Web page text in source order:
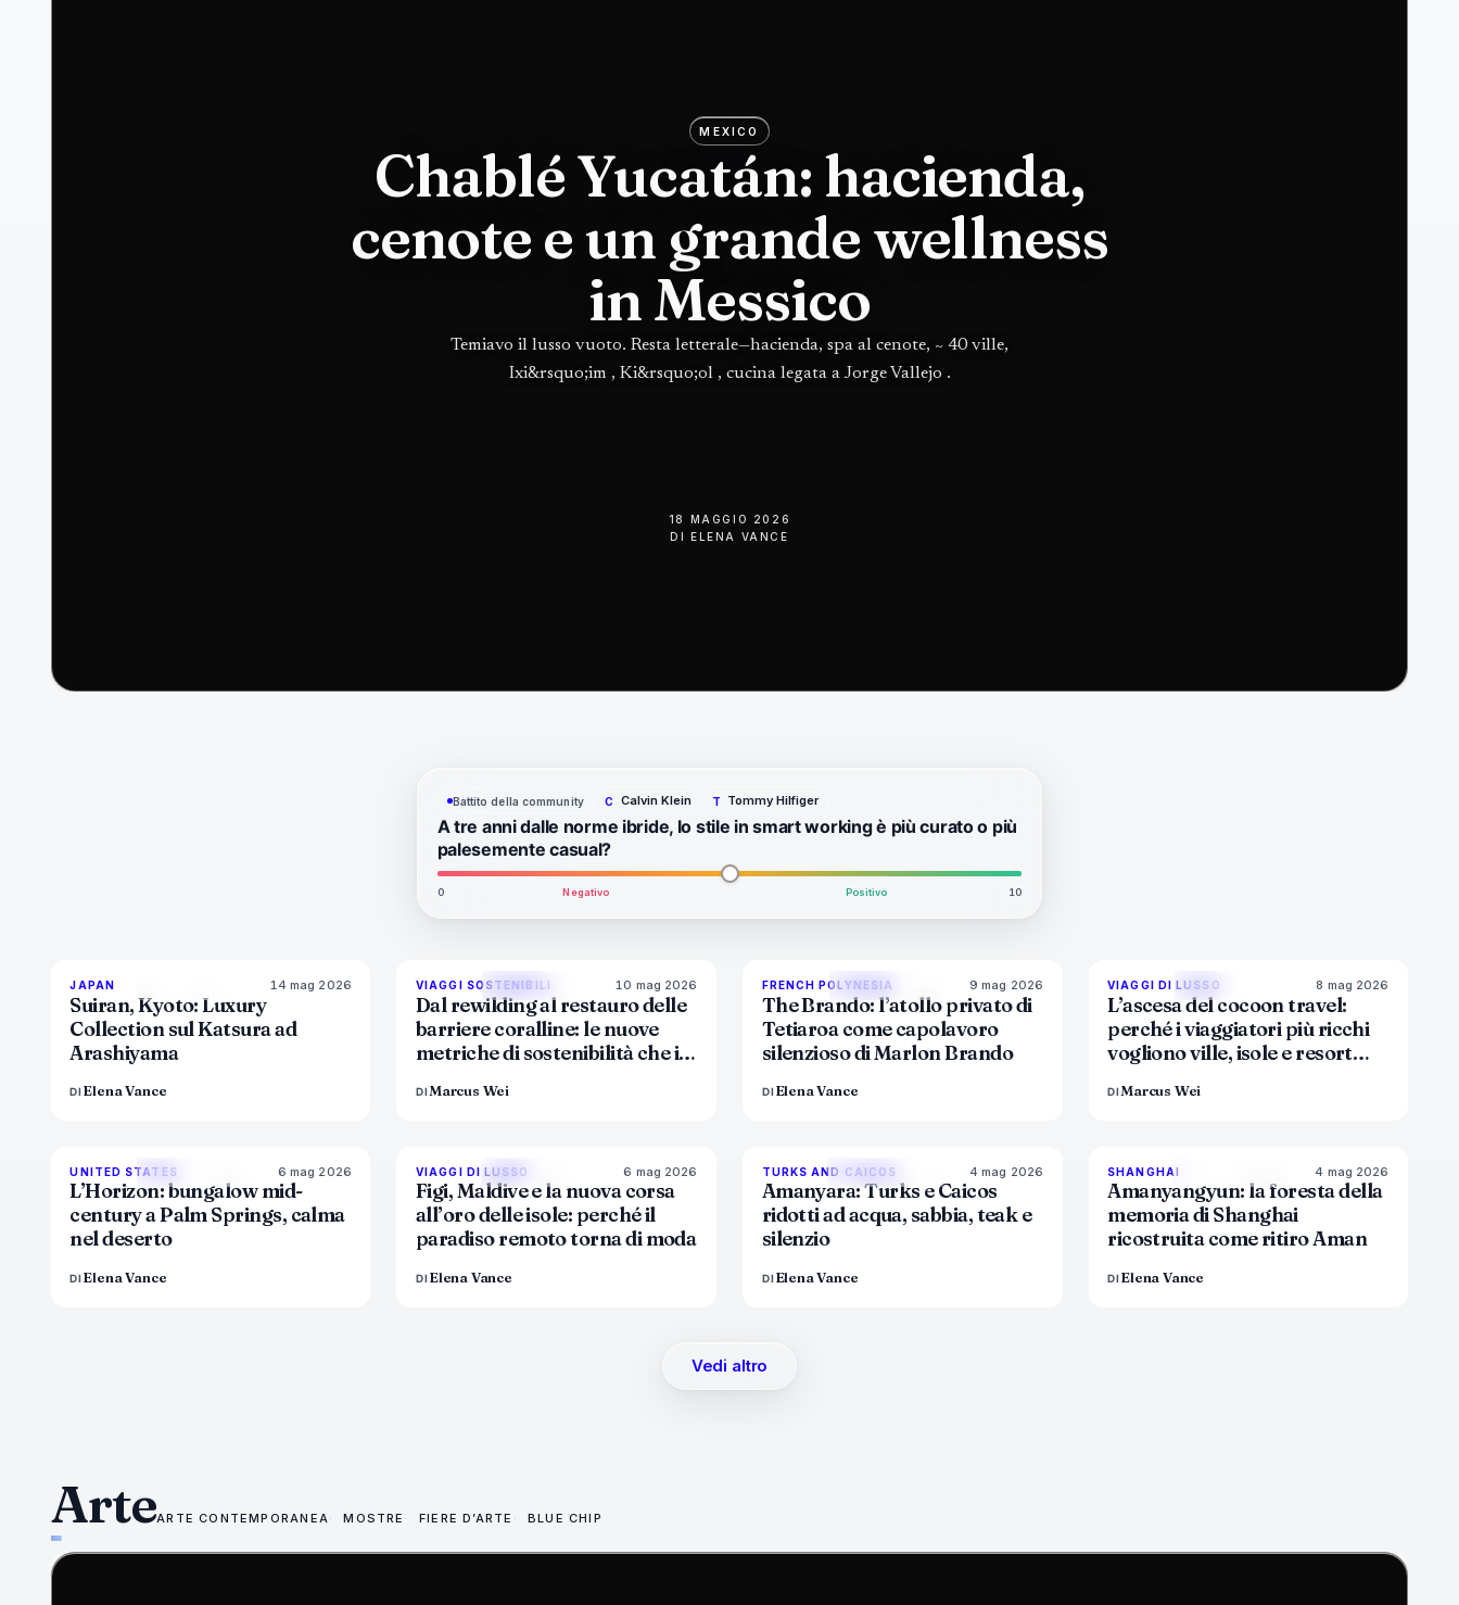
MEXICO
Chablé Yucatán: hacienda,
cenote e un grande wellness
in Messico
Temiavo il lusso vuoto. Resta letterale—hacienda, spa al cenote, ~ 40 ville,
Ixi&rsquo;im , Ki&rsquo;ol , cucina legata a Jorge Vallejo .
18 MAGGIO 2026
DI
ELENA VANCE
Battito della community C Calvin Klein T Tommy Hilfiger
A tre anni dalle norme ibride, lo stile in smart working è più curato o più
palesemente casual?
0 Negativo Positivo 10
93% 44
JAPAN 14 mag 2026
Suiran, Kyoto: Luxury
Collection sul Katsura ad
Arashiyama
DI Elena Vance
MAGAZINE 86% 81
VIAGGI SOSTENIBILI 10 mag 2026
Dal rewilding al restauro delle
barriere coralline: le nuove
metriche di sostenibilità che i
fingere
DIMarcus Wei
MAGAZINE 96% 51
FRENCH POLYNESIA 9 mag 2026
The Brando: l’atollo privato di
Tetiaroa come capolavoro
silenzioso di Marlon Brando
DI Elena Vance
MAGAZINE 82% 81
VIAGGI DI LUSSO 8 mag 2026
L’ascesa del cocoon travel:
perché i viaggiatori più ricchi
vogliono ville, isole e resort
DIMarcus Wei
MAGAZINE 92% 68
UNITED STATES 6 mag 2026
L’Horizon: bungalow mid-
century a Palm Springs, calma
nel deserto
DIElena Vance
MAGAZINE 84% 76
VIAGGI DI LUSSO 6 mag 2026
Figi, Maldive e la nuova corsa
all’oro delle isole: perché il
paradiso remoto torna di moda
DIElena Vance
MAGAZINE 96% 60
TURKS AND CAICOS 4 mag 2026
Amanyara: Turks e Caicos
ridotti ad acqua, sabbia, teak e
silenzio
DIElena Vance
96% 78
SHANGHAI 4 mag 2026
Amanyangyun: la foresta della
memoria di Shanghai
ricostruita come ritiro Aman
DIElena Vance
Vedi altro
ArteARTE CONTEMPORANEA MOSTRE FIERE D’ARTE BLUE CHIP